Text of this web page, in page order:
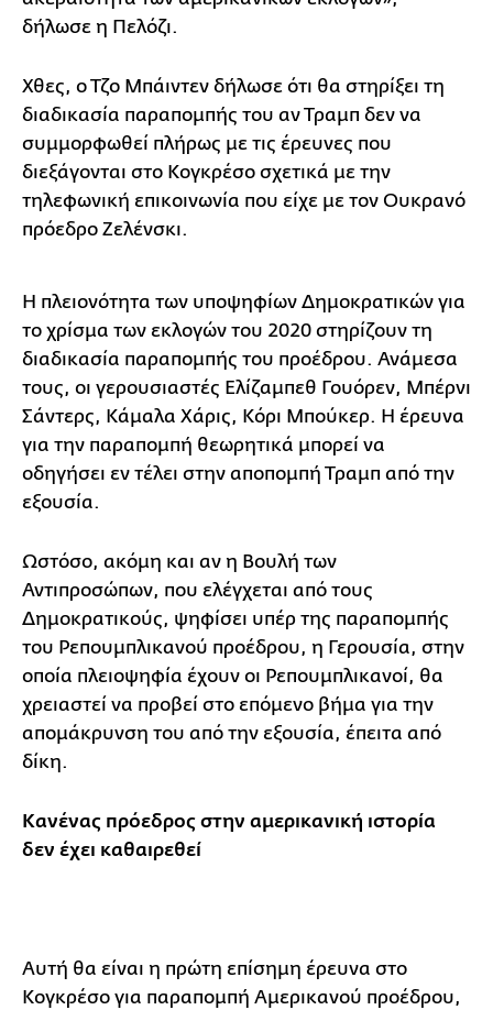
δήλωσε η Πελόζι.
Χθες, ο Τζο Μπάιντεν δήλωσε ότι θα στηρίξει τη
διαδικασία παραπομπής του αν Τραμπ δεν να
συμμορφωθεί πλήρως με τις έρευνες που
διεξάγονται στο Κογκρέσο σχετικά με την
τηλεφωνική επικοινωνία που είχε με τον Ουκρανό
πρόεδρο Ζελένσκι.
Η πλειονότητα των υποψηφίων Δημοκρατικών για
το χρίσμα των εκλογών του 2020 στηρίζουν τη
διαδικασία παραπομπής του προέδρου. Ανάμεσα
τους, οι γερουσιαστές Ελίζαμπεθ Γουόρεν, Μπέρνι
Σάντερς, Κάμαλα Χάρις, Κόρι Μπούκερ. Η έρευνα
για την παραπομπή θεωρητικά μπορεί να
οδηγήσει εν τέλει στην αποπομπή Τραμπ από την
εξουσία.
Ωστόσο, ακόμη και αν η Βουλή των
Αντιπροσώπων, που ελέγχεται από τους
Δημοκρατικούς, ψηφίσει υπέρ της παραπομπής
του Ρεπουμπλικανού προέδρου, η Γερουσία, στην
οποία πλειοψηφία έχουν οι Ρεπουμπλικανοί, θα
χρειαστεί να προβεί στο επόμενο βήμα για την
απομάκρυνση του από την εξουσία, έπειτα από
δίκη.
Κανένας πρόεδρος στην αμερικανική ιστορία
δεν έχει καθαιρεθεί
Αυτή θα είναι η πρώτη επίσημη έρευνα στο
Κογκρέσο για παραπομπή Αμερικανού προέδρου,